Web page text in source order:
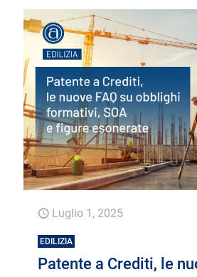
Luglio 1, 2025
EDILIZIA
Patente a Crediti, le